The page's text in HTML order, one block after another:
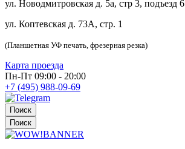
ул. Новодмитровская д. 5а, стр 3, подъезд 6
ул. Коптевская д. 73А, стр. 1
(Планшетная УФ печать, фрезерная резка)
Карта проезда
Пн-Пт 09:00 - 20:00
+7 (495) 988-09-69
Поиск
Поиск